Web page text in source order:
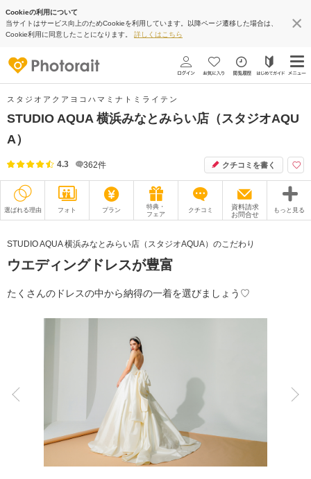
Cookieの利用について
当サイトはサービス向上のためCookieを利用しています。以降ページ遷移した場合は、
Cookie利用に同意したことになります。 詳しくはこちら
スタジオアクアヨコハマミナトミライテン
STUDIO AQUA 横浜みなとみらい店（スタジオAQU
A）
4.3 362件 クチコミを書く
選ばれる理由 フォト プラン
特典・
フェア
クチコミ
資料請求
お問合せ
もっと見る
衣装
オプション ブログ
アクセス/TEL スタジオトップ
夜景での撮影
STUDIO AQUA 横浜みなとみらい店（スタジオAQUA）のこだわり
ウエディングドレスが豊富
たくさんのドレスの中から納得の一着を選びましょう♡